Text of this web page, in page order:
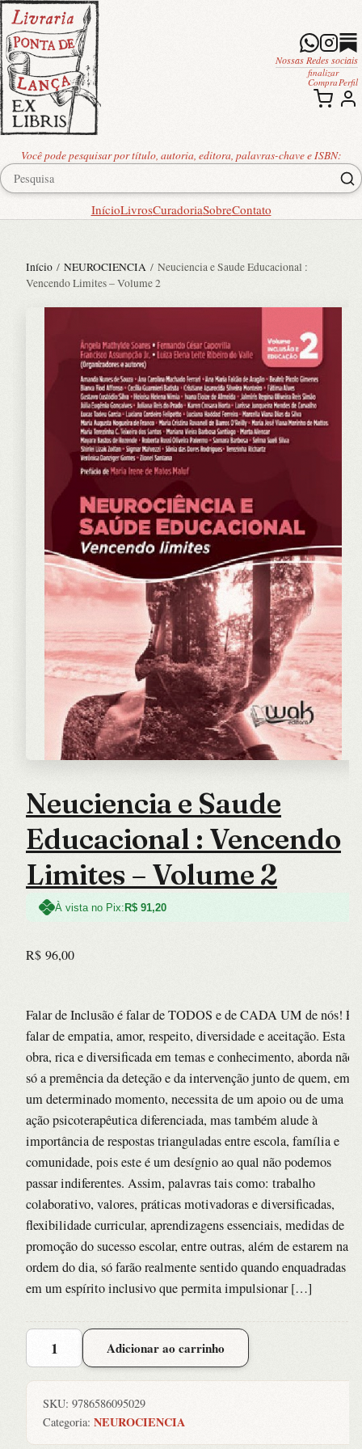
Você pode pesquisar por título, autoria, editora, palavras-chave e ISBN:
InícioLivrosCuradoriaSobreContato
Nossas Redes sociais
finalizar
Compra Perfil
Início / NEUROCIENCIA / Neuciencia e Saude Educacional :
Vencendo Limites – Volume 2
Neuciencia e Saude
Educacional : Vencendo
Limites – Volume 2
À vista no Pix:R$ 91,20
R$ 96,00
Falar de Inclusão é falar de TODOS e de CADA UM de nós! É
falar de empatia, amor, respeito, diversidade e aceitação. Esta
obra, rica e diversificada em temas e conhecimento, aborda não
só a premência da deteção e da intervenção junto de quem, em
um determinado momento, necessita de um apoio ou de uma
ação psicoterapêutica diferenciada, mas também alude à
importância de respostas trianguladas entre escola, família e
comunidade, pois este é um desígnio ao qual não podemos
passar indiferentes. Assim, palavras tais como: trabalho
colaborativo, valores, práticas motivadoras e diversificadas,
flexibilidade curricular, aprendizagens essenciais, medidas de
promoção do sucesso escolar, entre outras, além de estarem na
ordem do dia, só farão realmente sentido quando enquadradas
em um espírito inclusivo que permita impulsionar […]
Neuciencia
Vencendo
Adicionar ao carrinho
SKU: 9786586095029
Categoria: NEUROCIENCIA